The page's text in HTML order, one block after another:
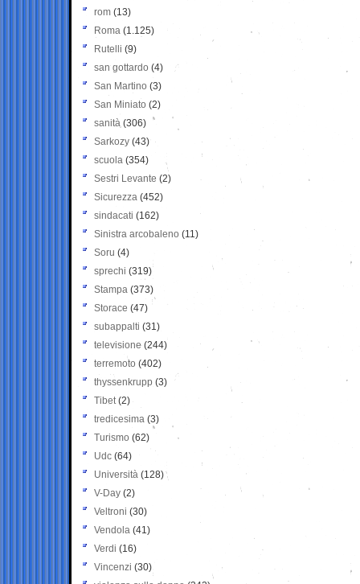
rom (13)
Roma (1.125)
Rutelli (9)
san gottardo (4)
San Martino (3)
San Miniato (2)
sanità (306)
Sarkozy (43)
scuola (354)
Sestri Levante (2)
Sicurezza (452)
sindacati (162)
Sinistra arcobaleno (11)
Soru (4)
sprechi (319)
Stampa (373)
Storace (47)
subappalti (31)
televisione(244)
terremoto (402)
thyssenkrupp (3)
Tibet(2)
tredicesima (3)
Turismo (62)
Udc (64)
Università (128)
V-Day (2)
Veltroni (30)
Vendola (41)
Verdi (16)
Vincenzi (30)